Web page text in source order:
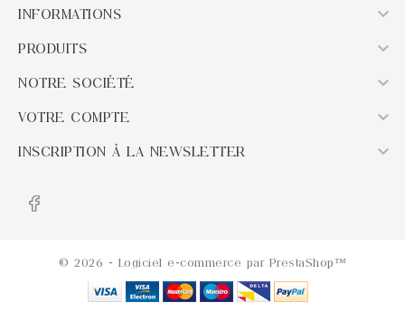
INFORMATIONS 
PRODUITS 
NOTRE SOCIÉTÉ 
VOTRE COMPTE 
INSCRIPTION À LA NEWSLETTER 
© 2026 - Logiciel e-commerce par PrestaShop™